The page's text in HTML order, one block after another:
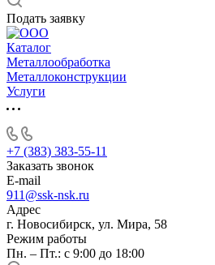
Подать заявку
Каталог
Металлообработка
Металлоконструкции
Услуги
+7 (383) 383-55-11
Заказать звонок
E-mail
911@ssk-nsk.ru
Адрес
г. Новосибирск, ул. Мира, 58
Режим работы
Пн. – Пт.: с 9:00 до 18:00